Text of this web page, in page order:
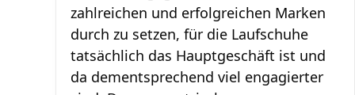
zahlreichen und erfolgreichen Marken
durch zu setzen, für die Laufschuhe
tatsächlich das Hauptgeschäft ist und
da dementsprechend viel engagierter